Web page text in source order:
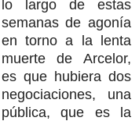
lo largo de estas
semanas de agonía
en torno a la lenta
muerte de Arcelor,
es que hubiera dos
negociaciones, una
pública, que es la